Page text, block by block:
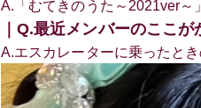
A.「むてきのうた～2021ver～」
｜Q.最近メンバーのここ
A.エスカレーターに乗ったと